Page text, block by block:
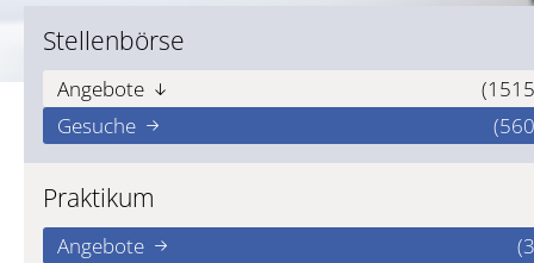
Stellenbörse
Angebote
Gesuche
Praktikum
Angebote